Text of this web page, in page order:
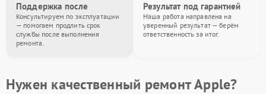
Поддержка после
Консультируем по эксплуатации
— помогаем продлить срок
службы после выполнения
ремонта.
Результат под гарантией
Наша работа направлена на
уверенный результат — берём
ответственность за итог.
Нужен качественный ремонт Apple?